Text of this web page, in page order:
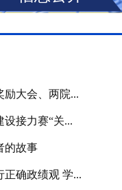
励大会、两院...
接力赛“关...
的故事
正确政绩观 学...